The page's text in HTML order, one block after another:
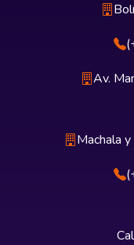
Av.
Machala